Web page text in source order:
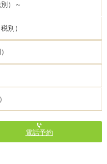
）～
別）
電話予約